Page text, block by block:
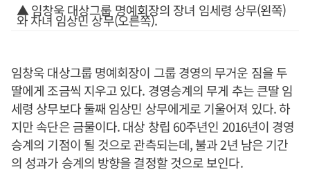
▲ 임창욱 대상그룹 명예회장의 장녀 임세령 상무(왼쪽)
와 차녀 임상민 상무(오른쪽).
임창욱 대상그룹 명예회장이 그룹 경영의 무거운 짐을 두
딸에게 조금씩 지우고 있다. 경영승계의 무게 추는 큰딸 임
세령 상무보다 둘째 임상민 상무에게로 기울어져 있다. 하
지만 속단은 금물이다. 대상 창립 60주년인 2016년이 경영
승계의 기점이 될 것으로 관측되는데, 불과 2년 남은 기간
의 성과가 승계의 방향을 결정할 것으로 보인다.